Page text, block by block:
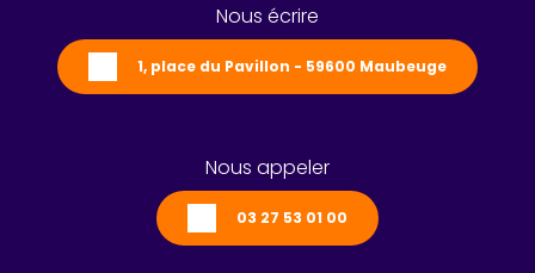
Nous écrire
1, place du Pavillon - 59600 Maubeuge
Nous appeler
03 27 53 01 00